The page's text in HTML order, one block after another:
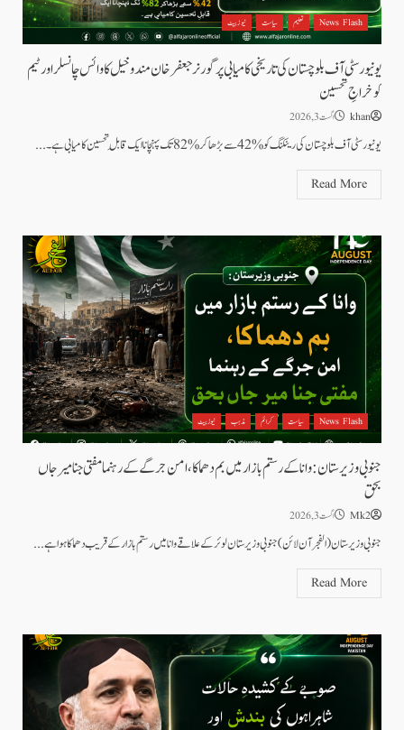
News Flash تعلیم سیاست نیوز بیٹ
یونیورسٹی آف بلوچستان کی تاریخی کامیابی پر گورنر جعفر خان مندوخیل کا وائس چانسلر اور ٹیم
کو خراجِ تحسین
khan اگست 3, 2026
یونیورسٹی آف بلوچستان کی رینکنگ کو %42 سے بڑھاکر %82 تک پہنچانا ایک قابلِ تحسین کامیابی ہے۔...
Read More
News Flash سیاست کرائم مذہب نیوز بیٹ
جنوبی وزیرستان: وانا کے رستم بازار میں بم دھماکا، امن جرگے کے رہنما مفتی جنا میر جاں
بحق
Mk2 اگست 3, 2026
جنوبی وزیرستان (الفجرآن لائن)جنوبی وزیرستان لوئر کے علاقے وانا میں رستم بازار کے قریب دھماکا ہوا ہے...
Read More